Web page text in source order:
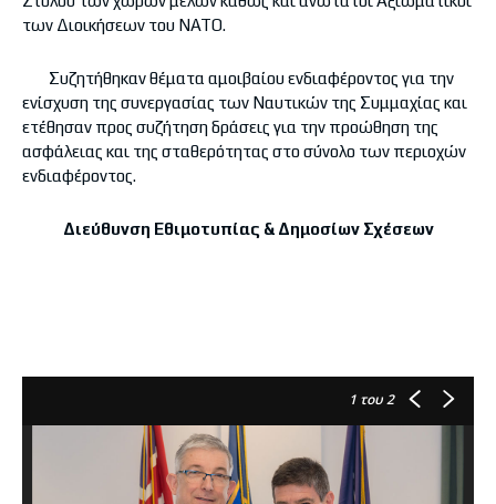
των Διοικήσεων του ΝΑΤΟ.
Συζητήθηκαν θέματα αμοιβαίου ενδιαφέροντος για την
ενίσχυση της συνεργασίας των Ναυτικών της Συμμαχίας και
ετέθησαν προς συζήτηση δράσεις για την προώθηση της
ασφάλειας και της σταθερότητας στο σύνολο των περιοχών
ενδιαφέροντος.
Διεύθυνση Εθιμοτυπίας & Δημοσίων Σχέσεων
1 του 2